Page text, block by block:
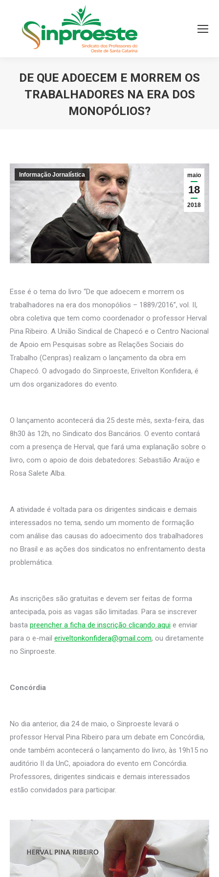
DE QUE ADOECEM E MORREM OS
TRABALHADORES NA ERA DOS
MONOPÓLIOS?
maio
18
2018
Informação Jornalística
Esse é o tema do livro “De que adoecem e morrem os
trabalhadores na era dos monopólios – 1889/2016”, vol. II,
obra coletiva que tem como coordenador o professor Herval
Pina Ribeiro. A União Sindical de Chapecó e o Centro Nacional
de Apoio em Pesquisas sobre as Relações Sociais do
Trabalho (Cenpras) realizam o lançamento da obra em
Chapecó. O advogado do Sinproeste, Erivelton Konfidera, é
um dos organizadores do evento.
O lançamento acontecerá dia 25 deste mês, sexta-feira, das
8h30 às 12h, no Sindicato dos Bancários. O evento contará
com a presença de Herval, que fará uma explanação sobre o
livro, com o apoio de dois debatedores: Sebastião Araújo e
Rosa Salete Alba.
A atividade é voltada para os dirigentes sindicais e demais
interessados no tema, sendo um momento de formação
com análise das causas do adoecimento dos trabalhadores
no Brasil e as ações dos sindicatos no enfrentamento desta
problemática.
As inscrições são gratuitas e devem ser feitas de forma
antecipada, pois as vagas são limitadas. Para se inscrever
basta preencher a ficha de inscrição clicando aqui e enviar
para o e-mail eriveltonkonfidera@gmail.com, ou diretamente
no Sinproeste.
Concórdia
No dia anterior, dia 24 de maio, o Sinproeste levará o
professor Herval Pina Ribeiro para um debate em Concórdia,
onde também acontecerá o lançamento do livro, às 19h15 no
auditório II da UnC, apoiadora do evento em Concórdia.
Professores, dirigentes sindicais e demais interessados
estão convidados para participar.